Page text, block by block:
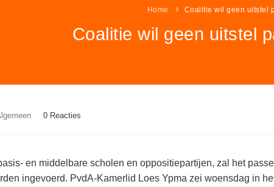
Home Coalitie wil geen uitstel
Coalitie wil geen uitstel
0 Reacties
en middelbare scholen en oppositiepartijen, zal het
ingevoerd. PvdA-Kamerlid Loes Ypma zei woensdag in